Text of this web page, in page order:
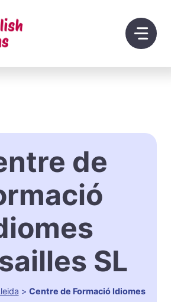
de
SL
> Centre de Formació Idiomes